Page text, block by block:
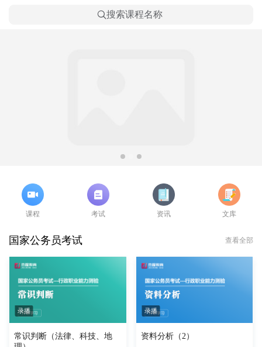
搜索课程名称
课程 考试 资讯 文库
国家公务员考试 查看全部
录播
常识判断（法律、科技、地
录播
资料分析（2）